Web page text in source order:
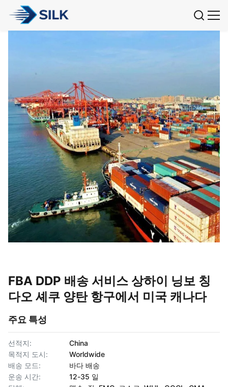
FBA DDP 배송 서비스 상하이 닝보 칭
다오 셰쿠 양탄 항구에서 미국 캐나다
주요 특성
선적지:
China
목적지 도시:
Worldwide
배송 모드:
바다 배송
운송 시간:
12-35 일